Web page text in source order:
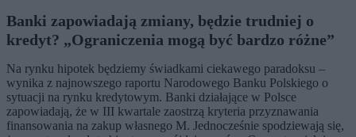
Banki zapowiadają zmiany, będzie trudniej o
kredyt? „Ograniczenia mogą być bardzo różne”
Na rynku hipotek będziemy świadkami ciekawego paradoksu –
wynika z najnowszego raportu Narodowego Banku Polskiego o
sytuacji na rynku kredytowym. Banki działające w Polsce
zapowiadają, że w III kwartale zaostrzą kryteria przyznawania
finansowania na zakup własnego M. Jednocześnie spodziewają się,